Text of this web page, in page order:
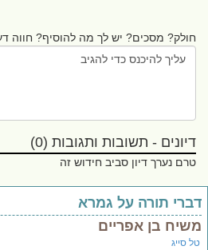
חולק? מסכים? יש לך מה להוסיף? חווה
דיונים - תשובות ותגובות (0)
טרם נערך דיון סביב חידוש זה
תורה על גמרא
בן אפריים
סייג